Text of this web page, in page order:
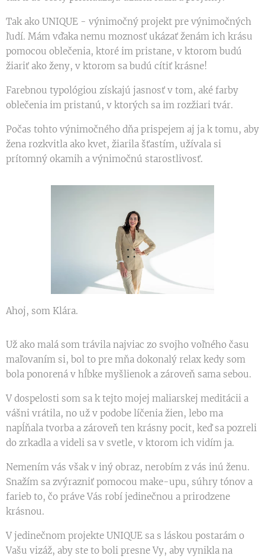
Tak ako UNIQUE - výnimočný projekt pre výnimočných
ľudí. Mám vďaka nemu moznosť ukázať ženám ich krásu
pomocou oblečenia, ktoré im pristane, v ktorom budú
žiariť ako ženy, v ktorom sa budú cítiť krásne!
Farebnou typológiou získajú jasnosť v tom, aké farby
oblečenia im pristanú, v ktorých sa im rozžiari tvár.
Počas tohto výnimočného dňa prispejem aj ja k tomu, aby
žena rozkvitla ako kvet, žiarila šťastím, užívala si
prítomný okamih a výnimočnú starostlivosť.
Ahoj, som Klára.
Už ako malá som trávila najviac zo svojho voľného času
maľovaním si, bol to pre mňa dokonalý relax kedy som
bola ponorená v hĺbke myšlienok a zároveň sama sebou.
V dospelosti som sa k tejto mojej maliarskej meditácii a
vášni vrátila, no už v podobe líčenia žien, lebo ma
napĺňala tvorba a zároveň ten krásny pocit, keď sa pozreli
do zrkadla a videli sa v svetle, v ktorom ich vidím ja.
Nemením vás však v iný obraz, nerobím z vás inú ženu.
Snažím sa zvýrazniť pomocou make-upu, súhry tónov a
farieb to, čo práve Vás robí jedinečnou a prirodzene
krásnou.
V jedinečnom projekte UNIQUE sa s láskou postarám o
Vašu vizáž, aby ste to boli presne Vy, aby vynikla na